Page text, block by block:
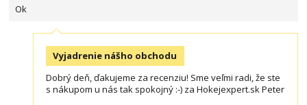
Ok
Vyjadrenie nášho obchodu
Dobrý deň, ďakujeme za recenziu! Sme veľmi radi, že ste
s nákupom u nás tak spokojný :-) za Hokejexpert.sk Peter